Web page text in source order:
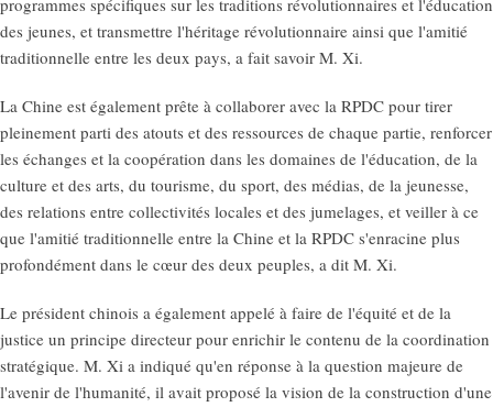
programmes spécifiques sur les traditions révolutionnaires et l'éducation
des jeunes, et transmettre l'héritage révolutionnaire ainsi que l'amitié
traditionnelle entre les deux pays, a fait savoir M. Xi.
La Chine est également prête à collaborer avec la RPDC pour tirer
pleinement parti des atouts et des ressources de chaque partie, renforcer
les échanges et la coopération dans les domaines de l'éducation, de la
culture et des arts, du tourisme, du sport, des médias, de la jeunesse,
des relations entre collectivités locales et des jumelages, et veiller à ce
que l'amitié traditionnelle entre la Chine et la RPDC s'enracine plus
profondément dans le cœur des deux peuples, a dit M. Xi.
Le président chinois a également appelé à faire de l'équité et de la
justice un principe directeur pour enrichir le contenu de la coordination
stratégique. M. Xi a indiqué qu'en réponse à la question majeure de
l'avenir de l'humanité, il avait proposé la vision de la construction d'une